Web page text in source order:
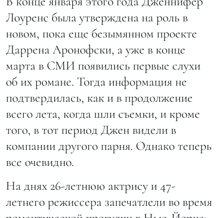
Лоуренс была утверждена на роль в
новом, пока еще безымянном проекте
Даррена Аронофски, а уже в конце
марта в СМИ появились первые слухи
об их романе. Тогда информация не
подтвердилась, как и в продолжение
всего лета, когда шли съемки, и кроме
того, в тот период Джен видели в
компании другого парня. Однако теперь
все очевидно.
На днях 26-летнюю актрису и 47-
летнего режиссера запечатлели во время